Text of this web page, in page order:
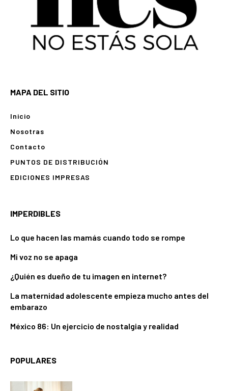
MAPA DEL SITIO
Inicio
Nosotras
Contacto
PUNTOS DE DISTRIBUCIÓN
EDICIONES IMPRESAS
IMPERDIBLES
Lo que hacen las mamás cuando todo se rompe
Mi voz no se apaga
¿Quién es dueño de tu imagen en internet?
La maternidad adolescente empieza mucho antes del
embarazo
México 86: Un ejercicio de nostalgia y realidad
POPULARES